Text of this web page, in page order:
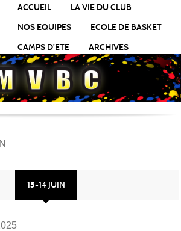
ACCUEIL
LA VIE DU CLUB
NOS EQUIPES
ECOLE DE BASKET
CAMPS D'ETE
ARCHIVES
13-14 JUIN
cookies